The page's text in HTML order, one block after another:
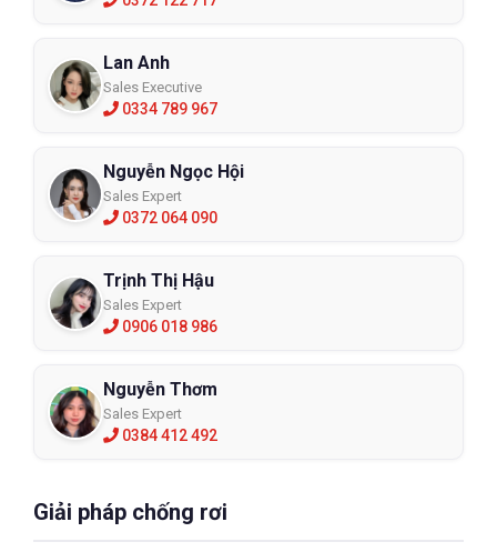
Lan Anh
Sales Executive
0334 789 967
Nguyễn Ngọc Hội
Sales Expert
0372 064 090
Trịnh Thị Hậu
Sales Expert
0906 018 986
Nguyễn Thơm
Sales Expert
0384 412 492
Giải pháp chống rơi